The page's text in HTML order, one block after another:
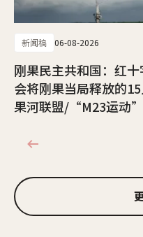
新闻稿 06-08-2026
刚果民主共和国：红
会将刚果当局释放的
果河联盟/“M23运动”